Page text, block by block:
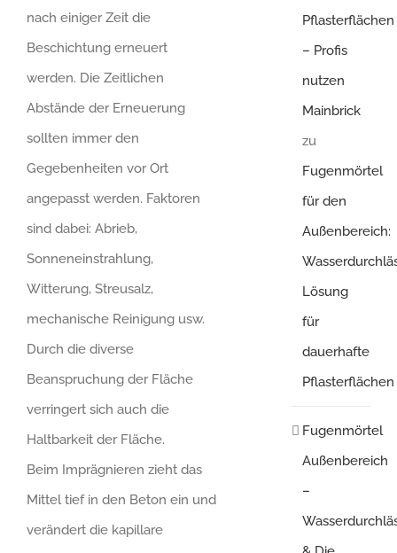
nach einiger Zeit die
Beschichtung erneuert
werden. Die Zeitlichen
Abstände der Erneuerung
sollten immer den
Gegebenheiten vor Ort
angepasst werden. Faktoren
sind dabei: Abrieb,
Sonneneinstrahlung,
Witterung, Streusalz,
mechanische Reinigung usw.
Durch die diverse
Beanspruchung der Fläche
verringert sich auch die
Haltbarkeit der Fläche.
Beim Imprägnieren zieht das
Mittel tief in den Beton ein und
verändert die kapillare
Pflasterflächen
– Profis
nutzen
Mainbrick
zu
Fugenmörtel
für den
Außenbereich:
Lösung
für
dauerhafte
Pflasterflächen
Fugenmörtel
Außenbereich
–